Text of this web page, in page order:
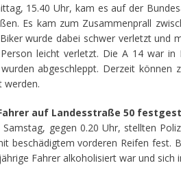
15.40 Uhr, kam es auf der
Es kam zum Zusammenprall
wurde dabei schwer verletzt und
leicht verletzt. Die A 14 war in
abgeschleppt. Derzeit können
werden.
auf Landesstraße 50
gegen 0.20 Uhr, stellten
beschädigtem vorderen Reifen fest.
Fahrer alkoholisiert war und